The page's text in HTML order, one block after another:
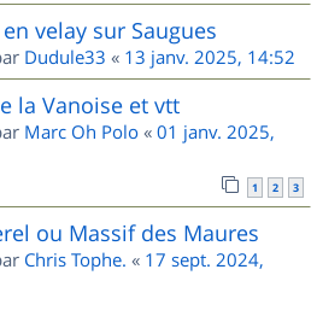
velay sur Saugues
Dudule33 « 13 janv. 2025, 14:52
la Vanoise et vtt
Marc Oh Polo « 01 janv. 2025,
1 2 3
ou Massif des Maures
Chris Tophe. « 17 sept. 2024,